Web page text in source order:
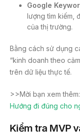
Google
lượng tìm kiếm,
của thị trường.
Bằng cách sử dụng
“kinh doanh theo
trên dữ liệu thực tế.
>>Mời bạn xem thêm:
Hướng đi đúng cho
Kiểm tra MVP